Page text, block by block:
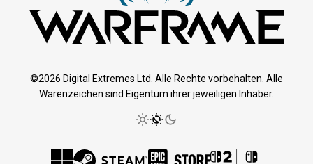
©2026 Digital Extremes Ltd. Alle Rechte vorbehalten. Alle
Warenzeichen sind Eigentum ihrer jeweiligen Inhaber.